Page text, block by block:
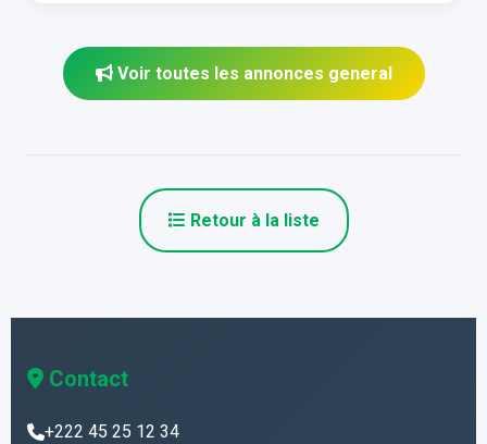
Voir toutes les annonces general
Retour à la liste
Contact
+222 45 25 12 34